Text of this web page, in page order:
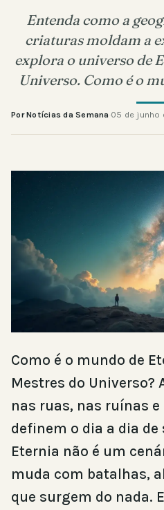
Entenda como a
criaturas moldam a
explora o universo de
Universo. Como é o
Por Notícias da Semana·05 de junho
Como é o mundo de
Mestres do Universo?
nas ruas, nas ruínas
definem o dia a dia de
Eternia não é um
muda com batalhas,
que surgem do nada.